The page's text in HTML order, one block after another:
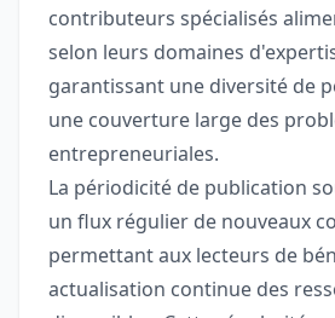
contributeurs spécialisés
selon leurs domaines
garantissant une diversité de
une couverture large des
entrepreneuriales.
La périodicité de publication
un flux régulier de nouveaux
permettant aux lecteurs de
actualisation continue des